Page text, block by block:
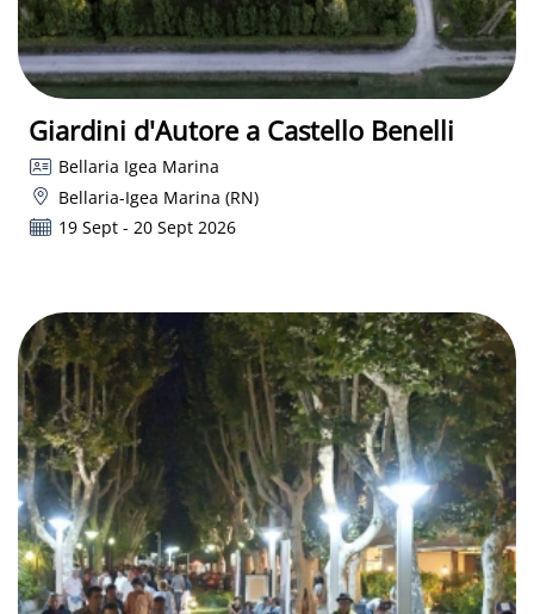
Giardini d'Autore a Castello Benelli
Bellaria Igea Marina
Bellaria-Igea Marina (RN)
19 Sept - 20 Sept 2026